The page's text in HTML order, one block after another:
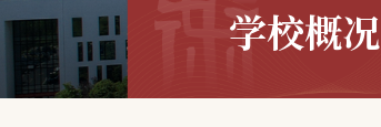
学校概况